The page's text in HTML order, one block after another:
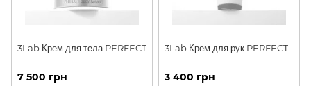
3Lab Крем для тела PERFECT
7 500 грн
3Lab Крем для рук PERFECT
3 400 грн